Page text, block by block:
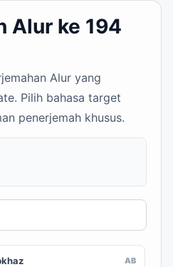
Alur ke 194
Alur yang
Pilih bahasa target
penerjemah khusus.
AB